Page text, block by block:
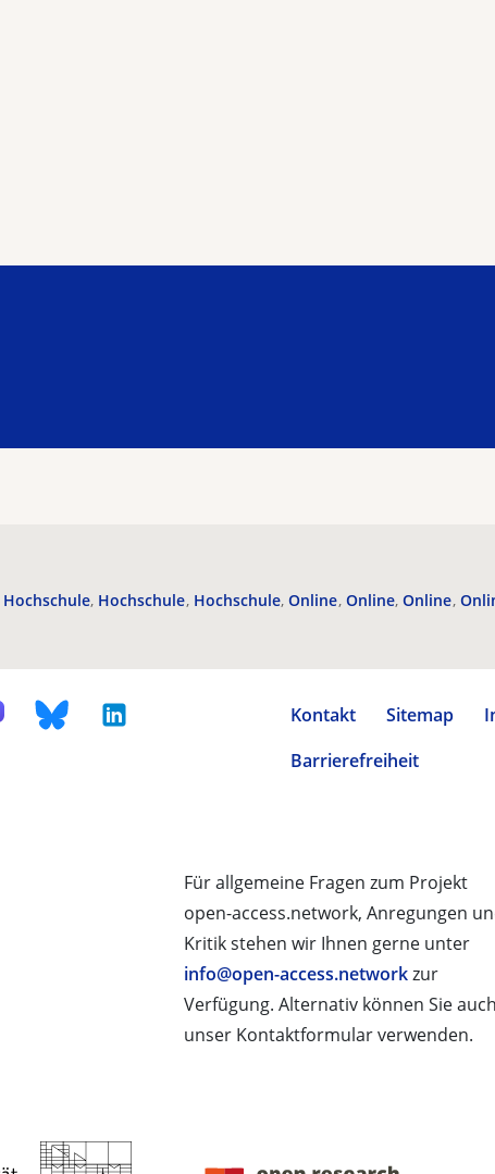
Hochschule Hochschule Hochschule Online Online Online
Kontakt Sitemap
Barrierefreiheit
Für allgemeine Fragen zum Projekt
open-access.network, Anregungen
Kritik stehen wir Ihnen gerne unter
info@open-access.networkzur
Verfügung. Alternativ können Sie auch
unser Kontaktformular verwenden.